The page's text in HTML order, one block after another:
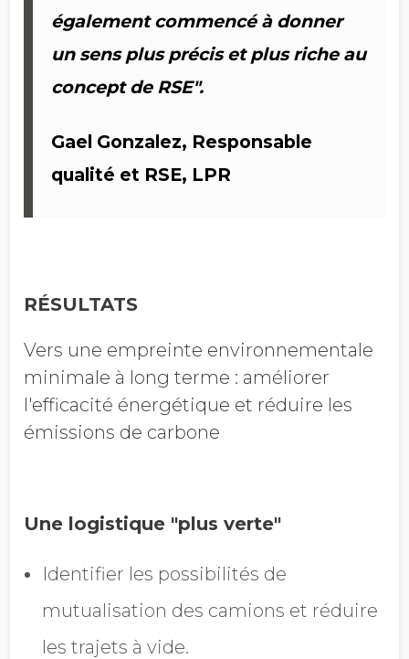
également commencé à donner
un sens plus précis et plus riche au
concept de RSE".
Gael Gonzalez, Responsable
qualité et RSE, LPR
RÉSULTATS
Vers une empreinte environnementale
minimale à long terme : améliorer
l'efficacité énergétique et réduire les
émissions de carbone
Une logistique "plus verte"
Identifier les possibilités de
mutualisation des camions et réduire
les trajets à vide.